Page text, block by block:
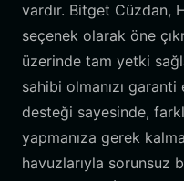
vardır. Bitget Cüzdan,
seçenek olarak öne
üzerinde tam yetki
sahibi olmanızı
desteği sayesinde,
yapmanıza gerek
havuzlarıyla sorunsuz